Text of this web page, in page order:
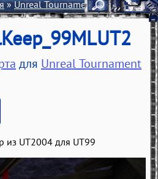
»Unreal Tournament 99»Карты»
для Unreal Tournament
из UT2004 для UT99